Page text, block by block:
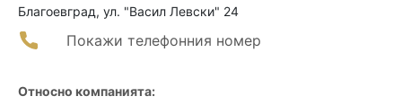
Благоевград, ул. "Васил Левски" 24
Покажи телефонния номер
Относно компанията: